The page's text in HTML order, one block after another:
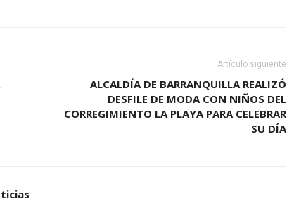
Artículo siguiente
ALCALDÍA DE BARRANQUILLA REALIZÓ
DESFILE DE MODA CON NIÑOS DEL
CORREGIMIENTO LA PLAYA PARA CELEBRAR
SU DÍA